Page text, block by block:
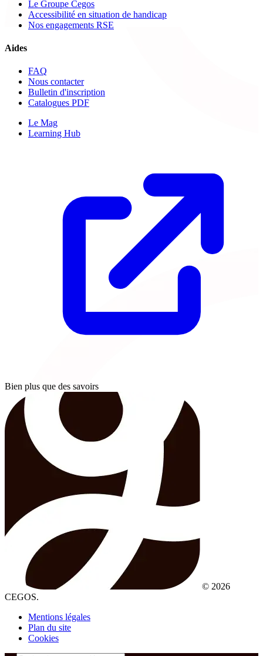
Le Groupe Cegos
Accessibilité en situation de handicap
Nos engagements RSE
Aides
FAQ
Nous contacter
Bulletin d'inscription
Catalogues PDF
Le Mag
Learning Hub
Bien plus que des savoirs
© 2026
CEGOS.
Mentions légales
Plan du site
Cookies